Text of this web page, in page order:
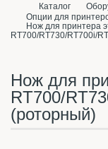
Каталог
Опции для
Нож для принтера
RT700/RT730/RT700i/
Нож для
RT700/
(роторный)